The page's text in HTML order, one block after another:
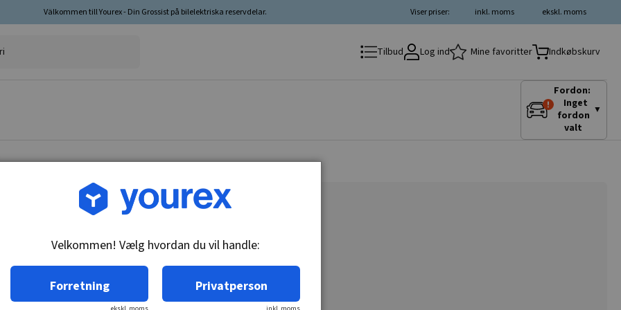
Välkommen till Yourex - Din Grossist på bilelektriska reservdelar. ekskl. moms
inkl. moms
Viser priser:
Tilbud Log ind Mine favoritter Indkøbskurv
Fordon:
Inget
fordon
valt
▼
Vare nr.: 1850661
Velkommen! Vælg hvordan du vil handle:
Forretning Privatperson